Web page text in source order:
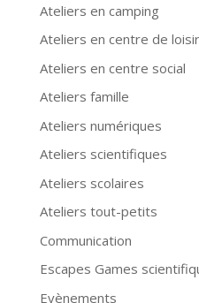
Ateliers en camping
Ateliers en centre de
Ateliers en centre social
Ateliers famille
Ateliers numériques
Ateliers scientifiques
Ateliers scolaires
Ateliers tout-petits
Communication
Escapes Games
Evènements